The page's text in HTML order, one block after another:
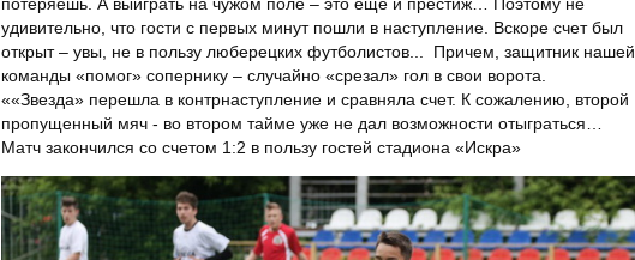
удивительно, что гости с первых минут пошли в наступление. Вскоре счет был
открыт – увы, не в пользу люберецких футболистов... Причем, защитник нашей
команды «помог» сопернику – случайно «срезал» гол в свои ворота.
««Звезда» перешла в контрнаступление и сравняла счет. К сожалению, второй
пропущенный мяч - во втором тайме уже не дал возможности отыграться…
Матч закончился со счетом 1:2 в пользу гостей стадиона «Искра»